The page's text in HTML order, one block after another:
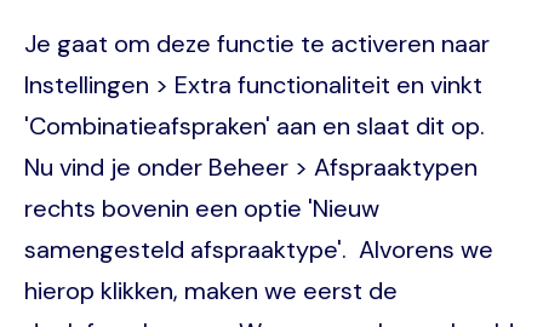
Je gaat om deze functie te activeren naar
Instellingen > Extra functionaliteit en vinkt
'Combinatieafspraken' aan en slaat dit op.
Nu vind je onder Beheer > Afspraaktypen
rechts bovenin een optie 'Nieuw
samengesteld afspraaktype'. Alvorens we
hierop klikken, maken we eerst de